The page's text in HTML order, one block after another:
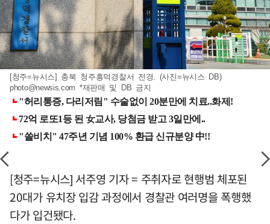
[청주=뉴시스] 충북 청주흥덕경찰서 전경. (사진=뉴시스 DB)
photo@newsis.com *재판매 및 DB 금지
[청주=뉴시스] 서주영 기자 = 주취자로 현행범 체포된
20대가 유치장 입감 과정에서 경찰관 여러명을 폭행했
다가 입건됐다.